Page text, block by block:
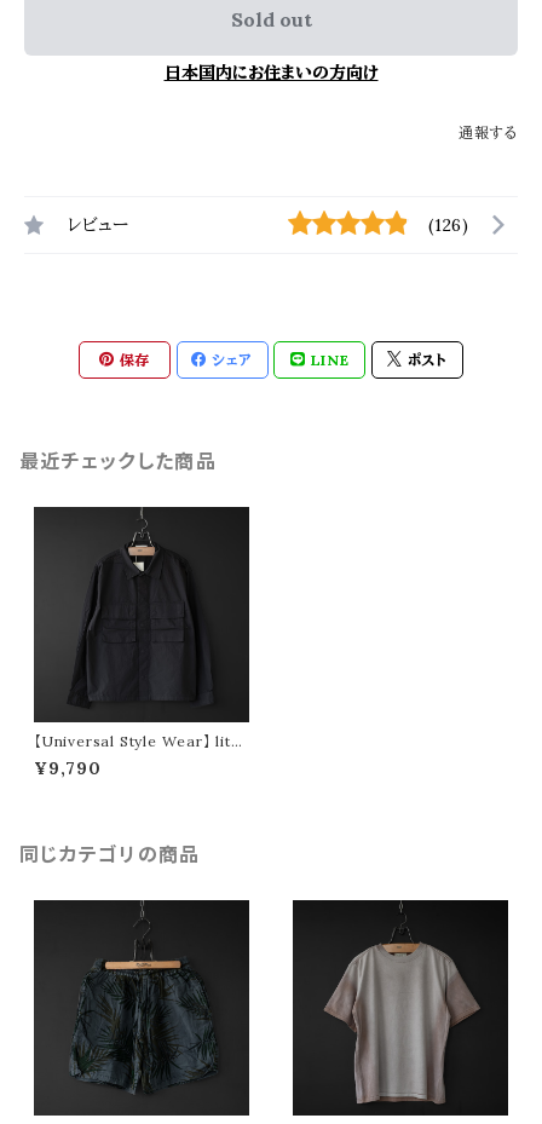
Sold out
日本国内にお住まいの方向け
通報する
レビュー (126)
保存 シェア LINE ポスト
最近チェックした商品
【Universal Style Wear】 lite
fatigue shirt (black)
¥9,790
同じカテゴリの商品